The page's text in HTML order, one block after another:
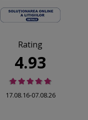
Rating
4.93
17.08.16-07.08.26